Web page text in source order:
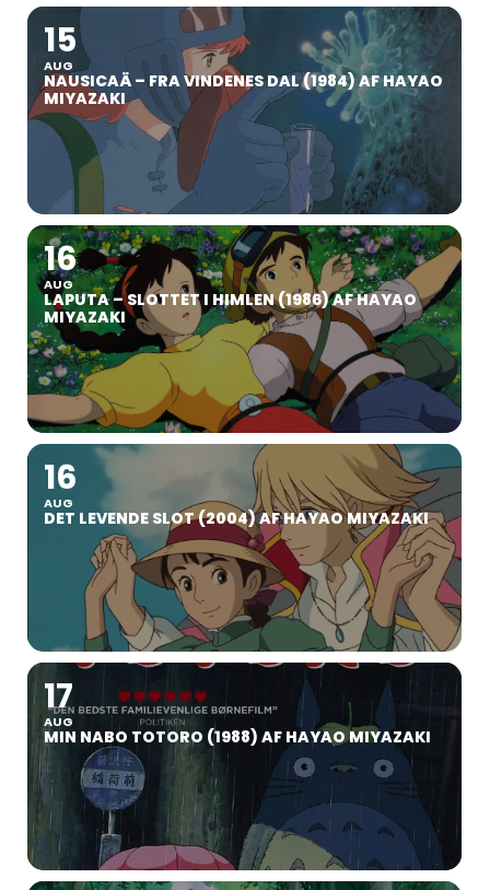
15
AUG
NAUSICAÄ – FRA VINDENES DAL (1984) AF HAYAO
MIYAZAKI
16
AUG
LAPUTA – SLOTTET I HIMLEN (1986) AF HAYAO
MIYAZAKI
16
AUG
DET LEVENDE SLOT (2004) AF HAYAO MIYAZAKI
17
AUG
MIN NABO TOTORO (1988) AF HAYAO MIYAZAKI